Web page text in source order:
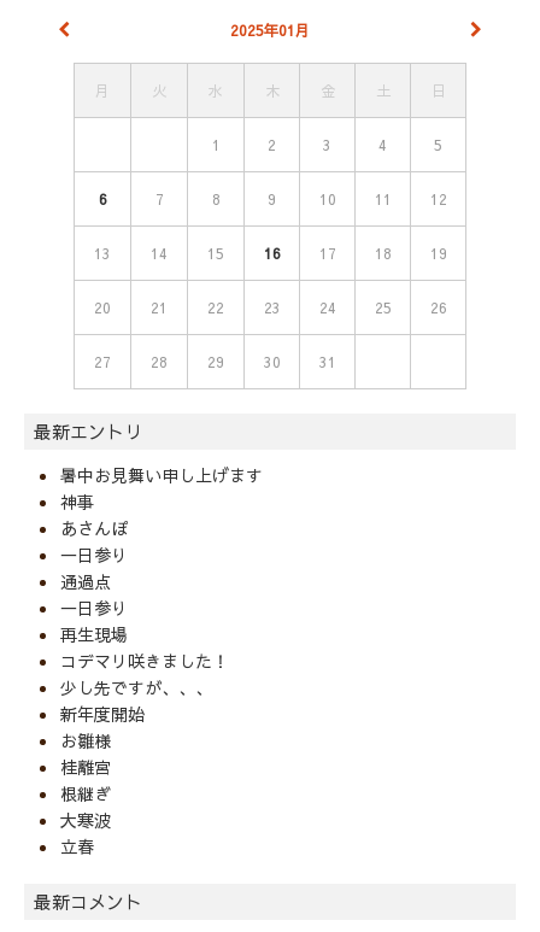
2025年01月
月 火 水 木 金 土 日
1 2 3 4 5
6 7 8 9 10 11 12
13 14 15 16 17 18 19
20 21 22 23 24 25 26
27 28 29 30 31
最新エントリ
暑中お見舞い申し上げます
神事
あさんぽ
一日参り
通過点
一日参り
再生現場
コデマリ咲きました！
少し先ですが、、、
新年度開始
お雛様
桂離宮
根継ぎ
大寒波
立春
最新コメント